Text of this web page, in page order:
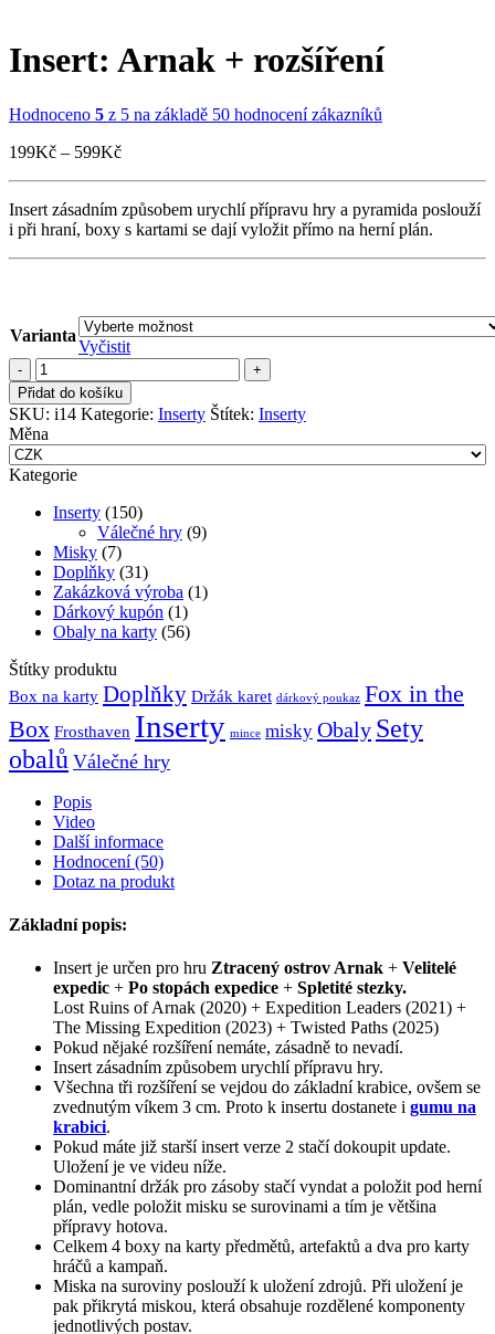
Insert: Arnak + rozšíření
Hodnoceno 5 z 5 na základě 50 hodnocení zákazníků
199Kč – 599KčRozpětí
až
599Kč
Insert zásadním způsobem urychlí přípravu hry a pyramida poslouží
i při hraní, boxy s kartami se dají vyložit přímo na herní plán.
Varianta
Vyčistit
Insert:
Arnak
+
rozšíření
množství
Přidat do košíku
SKU: i14 Kategorie: Inserty Štítek: Inserty
Měna
Kategorie
Inserty (150)
Válečné hry (9)
Misky (7)
Doplňky (31)
Zakázková výroba (1)
Dárkový kupón (1)
Obaly na karty (56)
Štítky produktu
Box na karty Doplňky Držák karet dárkový poukaz Fox in the
Box Frosthaven Inserty mince misky Obaly Sety
obalů Válečné hry
Popis
Video
Další informace
Hodnocení (50)
Dotaz na produkt
Základní popis:
Insert je určen pro hru Ztracený ostrov Arnak + Velitelé
expedic + Po stopách expedice + Spletité stezky.
Lost Ruins of Arnak (2020) + Expedition Leaders (2021) +
The Missing Expedition (2023) + Twisted Paths (2025)
Pokud nějaké rozšíření nemáte, zásadně to nevadí.
Insert zásadním způsobem urychlí přípravu hry.
Všechna tři rozšíření se vejdou do základní krabice, ovšem se
zvednutým víkem 3 cm. Proto k insertu dostanete i gumu na
krabici.
Pokud máte již starší insert verze 2 stačí dokoupit update.
Uložení je ve videu níže.
Dominantní držák pro zásoby stačí vyndat a položit pod herní
plán, vedle položit misku se surovinami a tím je většina
přípravy hotova.
Celkem 4 boxy na karty předmětů, artefaktů a dva pro karty
hráčů a kampaň.
Miska na suroviny poslouží k uložení zdrojů. Při uložení je
pak přikrytá miskou, která obsahuje rozdělené komponenty
jednotlivých postav.